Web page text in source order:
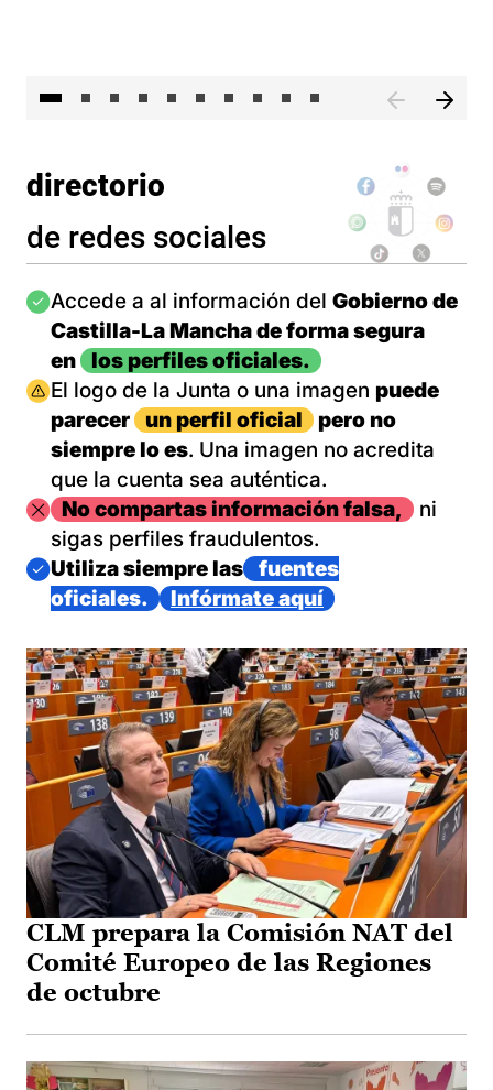
directorio
de redes sociales
Imagen
Accede a al información del Gobierno de
Castilla-La Mancha de forma segura
en
los perfiles oficiales.
Imagen
El logo de la Junta o una imagen puede
parecer
un perfil oficial
pero no
siempre lo es. Una imagen no acredita
que la cuenta sea auténtica.
ImagenNo compartas información falsa,
ni
sigas perfiles fraudulentos.
Imagen
Utiliza siempre las
fuentes
oficiales.
Infórmate aquí
CLM prepara la Comisión NAT del
Comité Europeo de las Regiones
de octubre